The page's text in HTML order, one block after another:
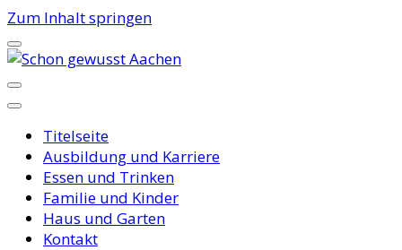
Zum Inhalt springen
Schon gewusst Aachen
Titelseite
Ausbildung und Karriere
Essen und Trinken
Familie und Kinder
Haus und Garten
Kontakt